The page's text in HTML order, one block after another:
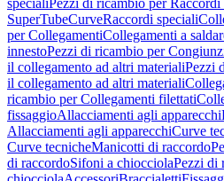
specialiPezzi di ricambio per Raccordi
SuperTubeCurveRaccordi speciali
per CollegamentiCollegamenti a
innestoPezzi di ricambio per
il collegamento ad altri materialiPezzi
il collegamento ad altri materiali
ricambio per Collegamenti filettati
fissaggioAllacciamenti agli apparecchi
Allacciamenti agli apparecchiCurve
Curve tecnicheManicotti di raccordo
di raccordoSifoni a chiocciolaPezzi di